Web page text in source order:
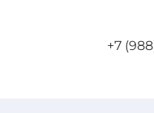
+7